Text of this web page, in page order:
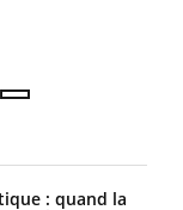
: quand la